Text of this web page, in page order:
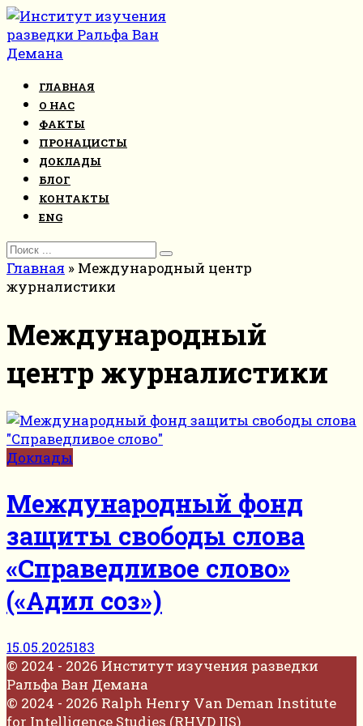
Перейти
к
контенту
ГЛАВНАЯ
О НАС
ФАКТЫ
ПРОНАЦИСТЫ
ДОКЛАДЫ
БЛОГ
КОНТАКТЫ
ENG
Search
for:
Главная » Международный центр
журналистики
Международный
центр журналистики
Доклады
Международный фонд
защиты свободы слова
«Справедливое слово»
(«Адил соз»)
15.05.2025183
© 2024 - 2026 Институт изучения разведки
Ральфа Ван Демана
© 2024 - 2026 Ralph Henry Van Deman Institute
for Intelligence Studies (RHVD IIS)